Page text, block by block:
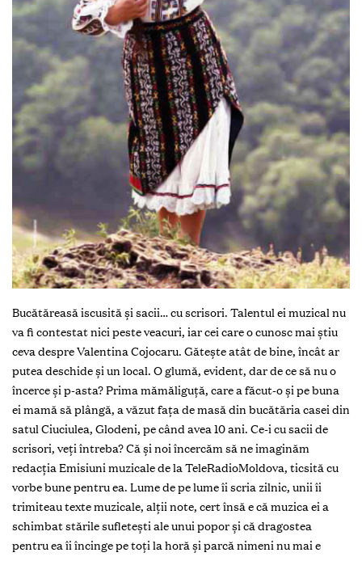
Bucătăreasă iscusită și sacii… cu scrisori. Talentul ei muzical nu
va fi contestat nici peste veacuri, iar cei care o cunosc mai știu
ceva despre Valentina Cojocaru. Gătește atât de bine, încât ar
putea deschide și un local. O glumă, evident, dar de ce să nu o
încerce și p-asta? Prima mămăliguță, care a făcut-o și pe buna
ei mamă să plângă, a văzut fața de masă din bucătăria casei din
satul Ciuciulea, Glodeni, pe când avea 10 ani. Ce-i cu sacii de
scrisori, veți întreba? Că și noi încercăm să ne imaginăm
redacția Emisiuni muzicale de la TeleRadioMoldova, ticsită cu
vorbe bune pentru ea. Lume de pe lume îi scria zilnic, unii îi
trimiteau texte muzicale, alții note, cert însă e că muzica ei a
schimbat stările sufletești ale unui popor și că dragostea
pentru ea îi încinge pe toți la horă și parcă nimeni nu mai e